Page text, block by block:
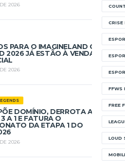
CRISE
FFWS
FREE
LOUD
2026
PARA O IMAGINELAND ON
2026 JÁ ESTÃO À VENDA NO
2026
DOMÍNIO, DERROTA A
A 1 E FATURA O
DA ETAPA 1 DO
2026